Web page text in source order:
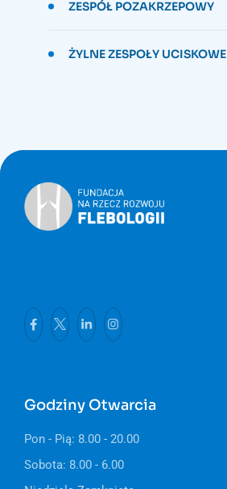
ZESPÓŁ POZAKRZEPOWY
ŻYLNE ZESPOŁY UCISKOWE
Godziny Otwarcia
Pon - Pią: 8.00 - 20.00
Sobota: 8.00 - 6.00